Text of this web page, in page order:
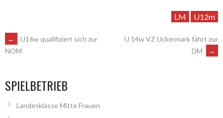
LM U12m
ARTIKEL-
←
U16w qualifiziert sich zur
NOM
U 14w VZ Uckermark fährt zur
DM
→
SPIELBETRIEB
Landesklasse Mitte Frauen